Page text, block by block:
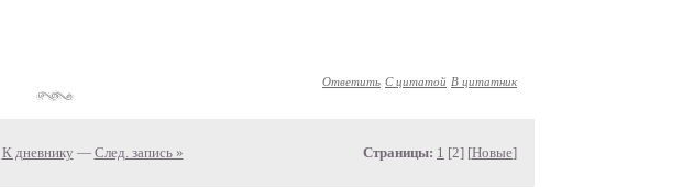
Ответить С цитатой В цитатник
К дневнику — След. запись » Страницы: 1 [2] [Новые]